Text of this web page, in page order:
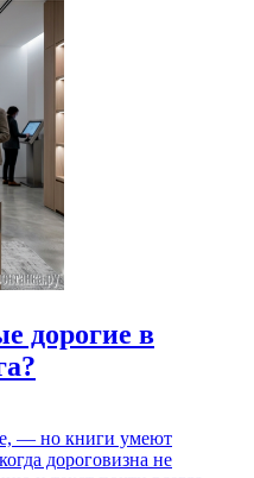
дорогие в
— но книги умеют
дороговизна не